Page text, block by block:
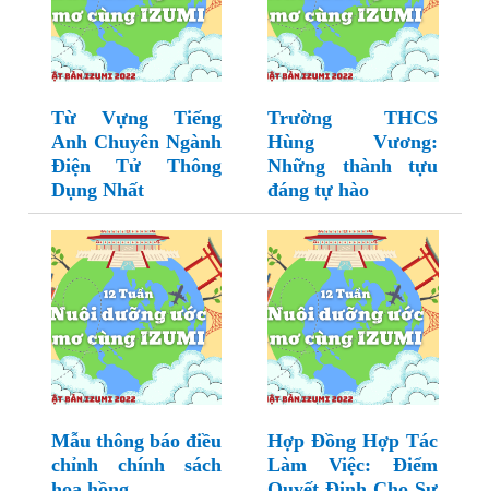
Từ Vựng Tiếng
Anh Chuyên Ngành
Điện Tử Thông
Dụng Nhất
Trường THCS
Hùng Vương:
Những thành tựu
đáng tự hào
Mẫu thông báo điều
chỉnh chính sách
Hợp Đồng Hợp Tác
Làm Việc: Điểm